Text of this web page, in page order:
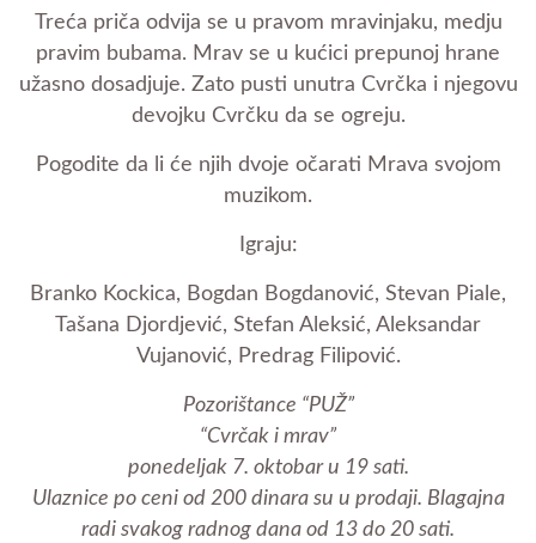
Treća priča odvija se u pravom mravinjaku, medju
pravim bubama. Mrav se u kućici prepunoj hrane
užasno dosadjuje. Zato pusti unutra Cvrčka i njegovu
devojku Cvrčku da se ogreju.
Pogodite da li će njih dvoje očarati Mrava svojom
muzikom.
Igraju:
Branko Kockica, Bogdan Bogdanović, Stevan Piale,
Tašana Djordjević, Stefan Aleksić, Aleksandar
Vujanović, Predrag Filipović.
Pozorištance “PUŽ”
“Cvrčak i mrav”
ponedeljak 7. oktobar u 19 sati.
Ulaznice po ceni od 200 dinara su u prodaji. Blagajna
radi svakog radnog dana od 13 do 20 sati.